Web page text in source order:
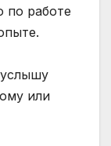
работе
или